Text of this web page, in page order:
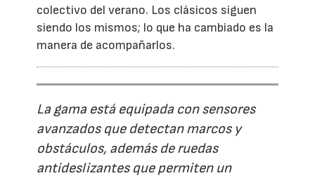
colectivo del verano. Los clásicos siguen
siendo los mismos; lo que ha cambiado es la
manera de acompañarlos.
La gama está equipada con sensores
avanzados que detectan marcos y
obstáculos, además de ruedas
antideslizantes que permiten un